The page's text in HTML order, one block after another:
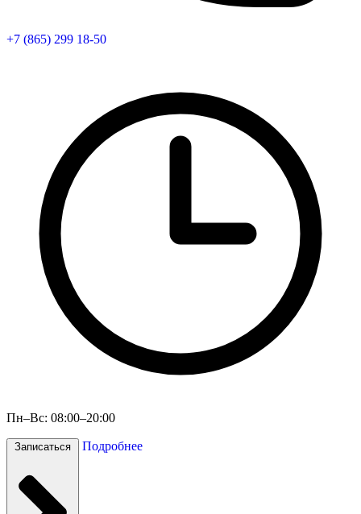
+7 (865) 299 18-50
Пн–Вс: 08:00–20:00
Записаться Подробнее